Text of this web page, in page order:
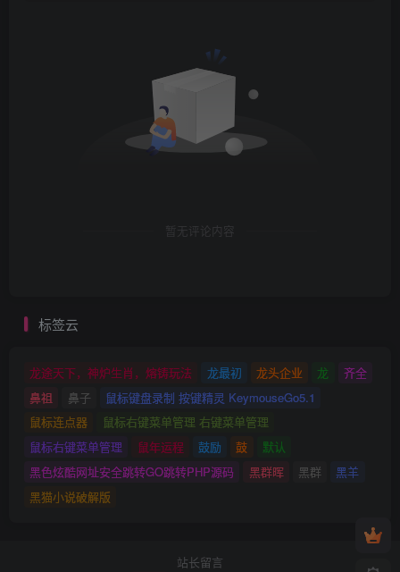
暂无评论内容
标签云
龙途天下，神炉生肖，熔铸玩法 龙最初 龙头企业 龙
齐全
鼻祖
鼻子
鼠标键盘录制 按键精灵 KeymouseGo5.1
鼠标连点器
鼠标右键菜单管理 右键菜单管理
鼠标右键菜单管理
鼠年运程 鼓励 鼓
默认
黑色炫酷网址安全跳转GO跳转PHP源码
黑群晖 黑群
黑羊
黑猫小说破解版
站长留言